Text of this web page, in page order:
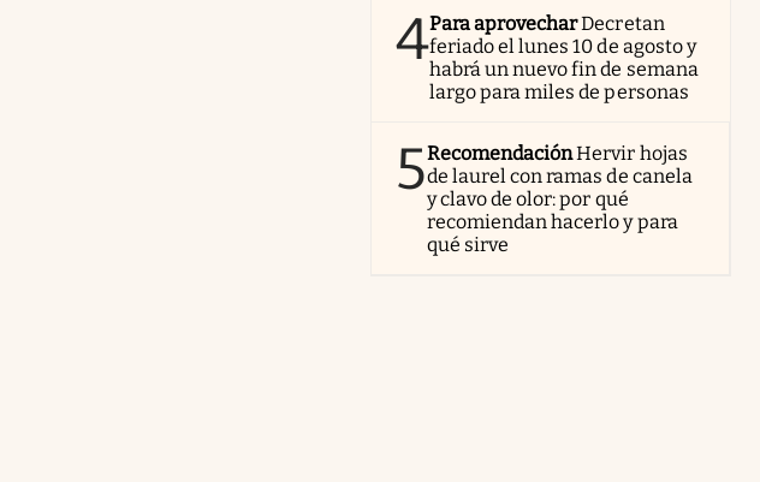
4Para aprovecharDecretan
feriado el lunes 10 de agosto y
habrá un nuevo fin de semana
largo para miles de personas
5RecomendaciónHervir hojas
de laurel con ramas de canela
y clavo de olor: por qué
recomiendan hacerlo y para
qué sirve